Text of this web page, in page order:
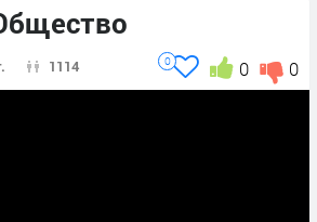
1114 0
0
0